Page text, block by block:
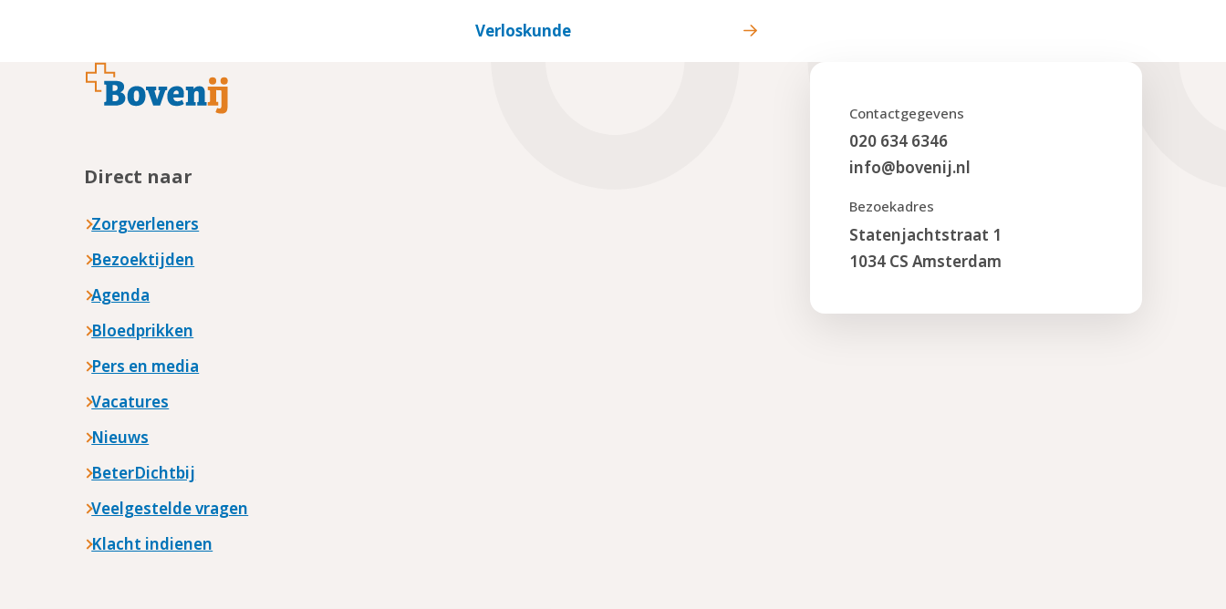
Verloskunde
Contactgegevens
020 634 6346
info@bovenij.nl
Bezoekadres
Statenjachtstraat 1
1034 CS Amsterdam
Direct naar
Zorgverleners
Bezoektijden
Agenda
Bloedprikken
Pers en media
Vacatures
Nieuws
BeterDichtbij
Veelgestelde vragen
Klacht indienen